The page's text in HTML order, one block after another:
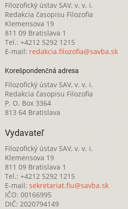
Filozofický ústav SAV, v. v. i.
Redakcia časopisu Filozofia
Klemensova 19
811 09 Bratislava 1
Tel.: +4212 5292 1215
E-mail: redakcia.filozofia@savba.sk
Korešpondenčná adresa
Filozofický ústav SAV, v. v. i.
Redakcia časopisu Filozofia
P. O. Box 3364
813 64 Bratislava
Vydavateľ
Filozofický ústav SAV, v. v. i.
Klemensova 19
811 09 Bratislava 1
Tel.: +4212 5292 1215
E-mail: sekretariat.fiu@savba.sk
IČO: 00166995
DIČ: 2020794149